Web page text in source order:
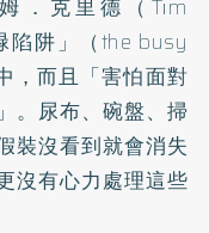
．克里德（Tim
陷阱」（the busy
，而且「害怕面對
。尿布、碗盤、掃
裝沒看到就會消失
沒有心力處理這些